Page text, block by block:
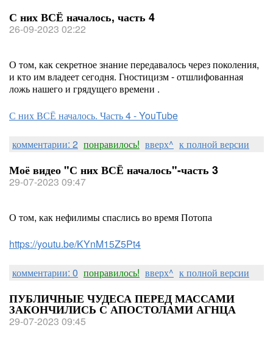
С них ВСЁ началось, часть 4
26-09-2023 02:22
О том, как секретное знание передавалось через поколения,
и кто им владеет сегодня. Гностицизм - отшлифованная
ложь нашего и грядущего времени .
С них ВСЁ началось. Часть 4 - YouTube
комментарии: 2 понравилось! вверх^ к полной версии
Моё видео "С них ВСЁ началось"-часть 3
29-07-2023 09:47
О том, как нефилимы спаслись во время Потопа
https://youtu.be/KYnM15Z5Pt4
комментарии: 0 понравилось! вверх^ к полной версии
ПУБЛИЧНЫЕ ЧУДЕСА ПЕРЕД МАССАМИ
ЗАКОНЧИЛИСЬ С АПОСТОЛАМИ АГНЦА
29-07-2023 09:45